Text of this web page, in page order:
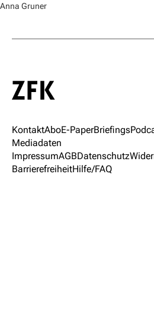
Anna Gruner
KontaktAboE-PaperBriefings
Mediadaten
ImpressumAGBDatenschutz
BarrierefreiheitHilfe/FAQ